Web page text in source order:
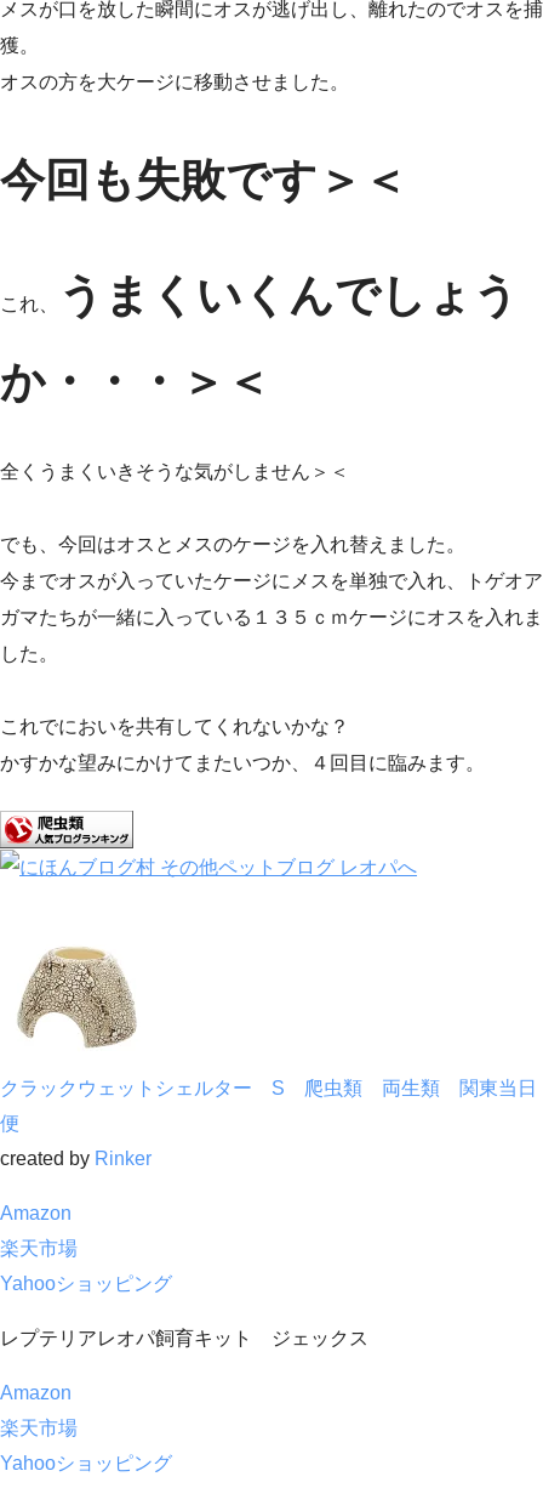
メスが口を放した瞬間にオスが逃げ出し、離れたのでオスを捕
獲。
オスの方を大ケージに移動させました。
今回も失敗です＞＜
これ、
うまくいくんでしょう
か・・・＞＜
全くうまくいきそうな気がしません＞＜
でも、今回はオスとメスのケージを入れ替えました。
今までオスが入っていたケージにメスを単独で入れ、トゲオア
ガマたちが一緒に入っている１３５ｃｍケージにオスを入れま
した。
これでにおいを共有してくれないかな？
かすかな望みにかけてまたいつか、４回目に臨みます。
クラックウェットシェルター S 爬虫類 両生類 関東当日
便
created by Rinker
Amazon
楽天市場
Yahooショッピング
レプテリアレオパ飼育キット ジェックス
Amazon
楽天市場
Yahooショッピング